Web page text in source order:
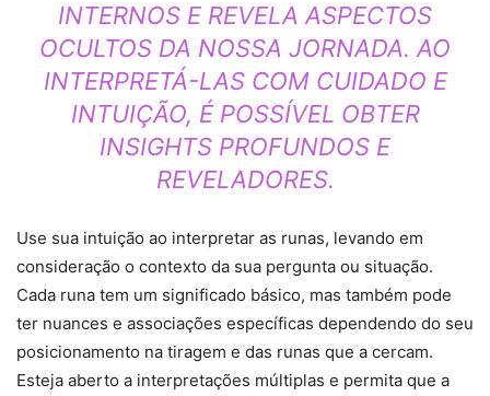
INTERNOS E REVELA ASPECTOS
OCULTOS DA NOSSA JORNADA. AO
INTERPRETÁ-LAS COM CUIDADO E
INTUIÇÃO, É POSSÍVEL OBTER
INSIGHTS PROFUNDOS E
REVELADORES.
Use sua intuição ao interpretar as runas, levando em
consideração o contexto da sua pergunta ou situação.
Cada runa tem um significado básico, mas também pode
ter nuances e associações específicas dependendo do seu
posicionamento na tiragem e das runas que a cercam.
Esteja aberto a interpretações múltiplas e permita que a